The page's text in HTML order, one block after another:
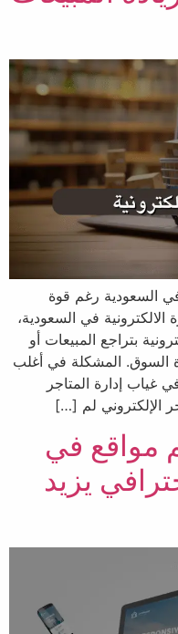
في السعودية رغم قوة
في السعودية،
بتراجع المبيعات أو
السوق. المشكلة في أغلب
غياب إدارة المتاجر
الإلكتروني لم […]
مواقع في
يزيد